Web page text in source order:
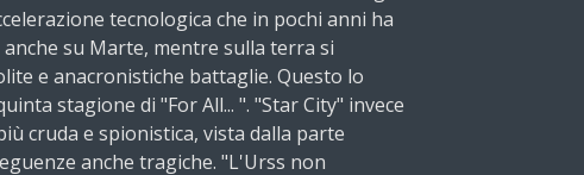
tecnologica che in pochi anni ha
su Marte, mentre sulla terra si
e anacronistiche battaglie. Questo lo
stagione di "For All... ". "Star City" invece
cruda e spionistica, vista dalla parte
anche tragiche. "L'Urss non